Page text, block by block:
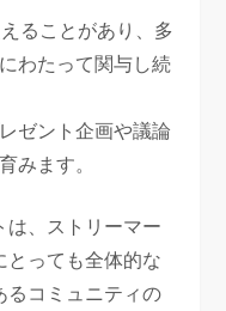
ることがあり、多
わたって関与し続
ゼント企画や議論
みます。
は、ストリーマー
っても全体的な
るコミュニティの